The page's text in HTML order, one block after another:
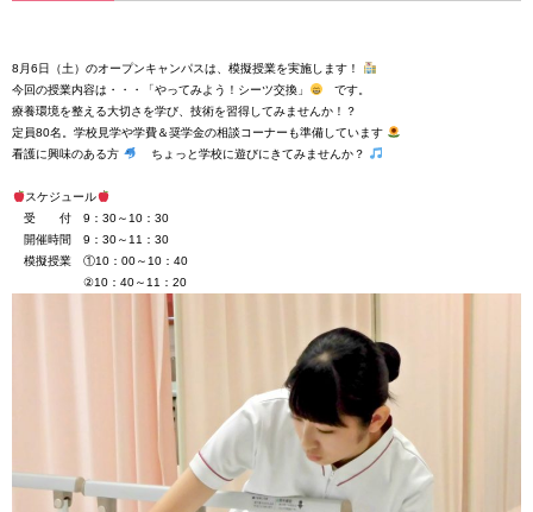
8月6日（土）のオープンキャンパスは、模擬授業を実施します！
今回の授業内容は・・・「やってみよう！シーツ交換」
です。
療養環境を整える大切さを学び、技術を習得してみませんか！？
定員80名。学校見学や学費＆奨学金の相談コーナーも準備しています
看護に興味のある方
ちょっと学校に遊びにきてみませんか？
スケジュール
受 付 9：30～10：30
開催時間 9：30～11：30
模擬授業 ①10：00～10：40
②10：40～11：20